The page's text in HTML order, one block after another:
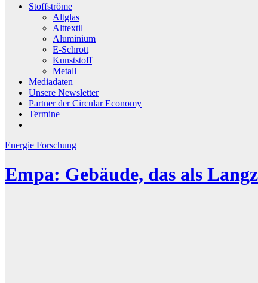
Stoffströme
Altglas
Alttextil
Aluminium
E-Schrott
Kunststoff
Metall
Mediadaten
Unsere Newsletter
Partner der Circular Economy
Termine
Energie Forschung
Empa: Gebäude, das als